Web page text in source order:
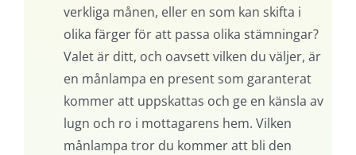
verkliga månen, eller en som kan skifta i
olika färger för att passa olika stämningar?
Valet är ditt, och oavsett vilken du väljer, är
en månlampa en present som garanterat
kommer att uppskattas och ge en känsla av
lugn och ro i mottagarens hem. Vilken
månlampa tror du kommer att bli den